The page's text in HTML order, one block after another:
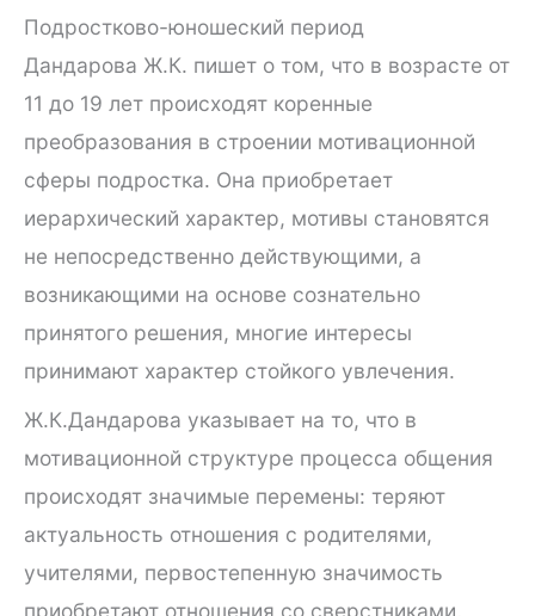
Подростково-юношеский период
Дандарова Ж.К. пишет о том, что в возрасте от
11 до 19 лет происходят коренные
преобразования в строении мотивационной
сферы подростка. Она приобретает
иерархический характер, мотивы становятся
не непосредственно действующими, а
возникающими на основе сознательно
принятого решения, многие интересы
принимают характер стойкого увлечения.
Ж.К.Дандарова указывает на то, что в
мотивационной структуре процесса общения
происходят значимые перемены: теряют
актуальность отношения с родителями,
учителями, первостепенную значимость
приобретают отношения со сверстниками,